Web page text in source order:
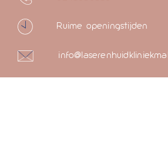
Ruime openingstijden